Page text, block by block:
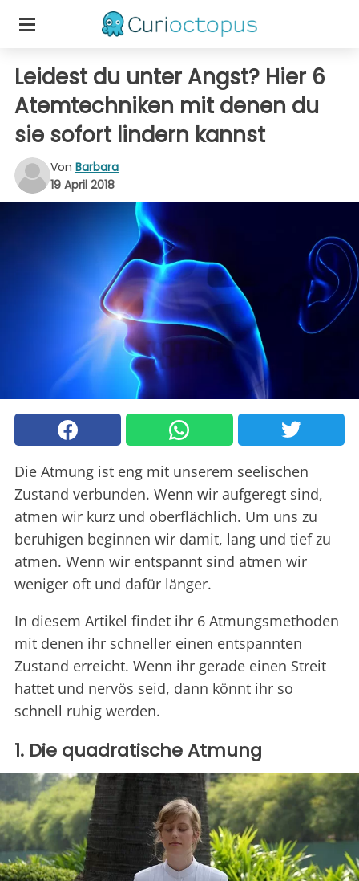
Leidest du unter Angst? Hier 6
Atemtechniken mit denen du
sie sofort lindern kannst
Von Barbara
19 April 2018
Die Atmung ist eng mit unserem seelischen
Zustand verbunden. Wenn wir aufgeregt sind,
atmen wir kurz und oberflächlich. Um uns zu
beruhigen beginnen wir damit, lang und tief zu
atmen. Wenn wir entspannt sind atmen wir
weniger oft und dafür länger.
In diesem Artikel findet ihr 6 Atmungsmethoden
mit denen ihr schneller einen entspannten
Zustand erreicht. Wenn ihr gerade einen Streit
hattet und nervös seid, dann könnt ihr so
schnell ruhig werden.
1. Die quadratische Atmung